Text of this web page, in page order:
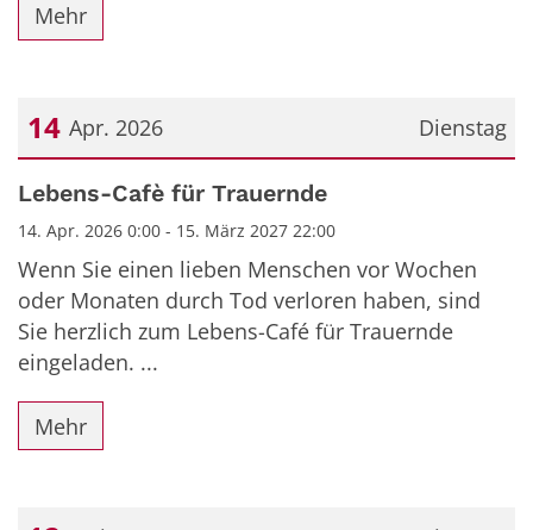
Mehr
Dienstag
14 Apr. 2026
Datum: 14. April 2026
Lebens-Cafè für Trauernde
14. Apr. 2026 0:00 - 15. März 2027 22:00
Wenn Sie einen lieben Menschen vor Wochen
oder Monaten durch Tod verloren haben, sind
Sie herzlich zum Lebens-Café für Trauernde
eingeladen. ...
Mehr